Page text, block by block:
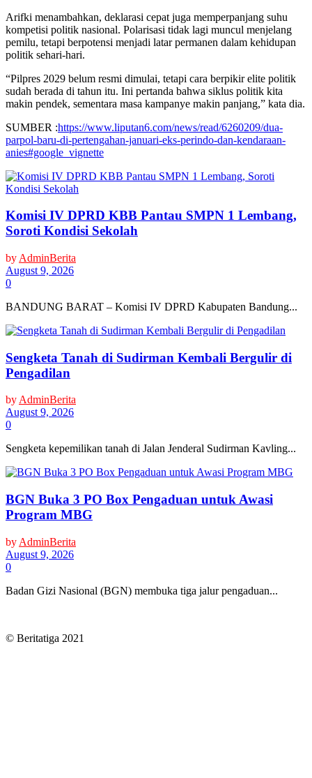
Arifki menambahkan, deklarasi cepat juga memperpanjang suhu
kompetisi politik nasional. Polarisasi tidak lagi muncul menjelang
pemilu, tetapi berpotensi menjadi latar permanen dalam kehidupan
politik sehari-hari.
“Pilpres 2029 belum resmi dimulai, tetapi cara berpikir elite politik
sudah berada di tahun itu. Ini pertanda bahwa siklus politik kita
makin pendek, sementara masa kampanye makin panjang,” kata dia.
SUMBER :https://www.liputan6.com/news/read/6260209/dua-
parpol-baru-di-pertengahan-januari-eks-perindo-dan-kendaraan-
anies#google_vignette
Komisi IV DPRD KBB Pantau SMPN 1 Lembang,
Soroti Kondisi Sekolah
by AdminBerita
August 9, 2026
0
BANDUNG BARAT – Komisi IV DPRD Kabupaten Bandung...
Sengketa Tanah di Sudirman Kembali Bergulir di
Pengadilan
by AdminBerita
August 9, 2026
0
Sengketa kepemilikan tanah di Jalan Jenderal Sudirman Kavling...
BGN Buka 3 PO Box Pengaduan untuk Awasi
Program MBG
by AdminBerita
August 9, 2026
0
Badan Gizi Nasional (BGN) membuka tiga jalur pengaduan...
© Beritatiga 2021